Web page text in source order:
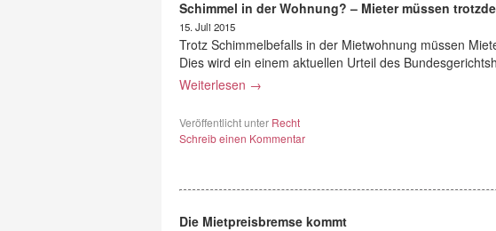
Schimmel in der Wohnung? – Mieter müssen
15. Juli 2015
Trotz Schimmelbefalls in der Mietwohnung müssen
Dies wird ein einem aktuellen Urteil des
Weiterlesen →
Veröffentlicht unter Recht
Schreib einen Kommentar
Die Mietpreisbremse kommt